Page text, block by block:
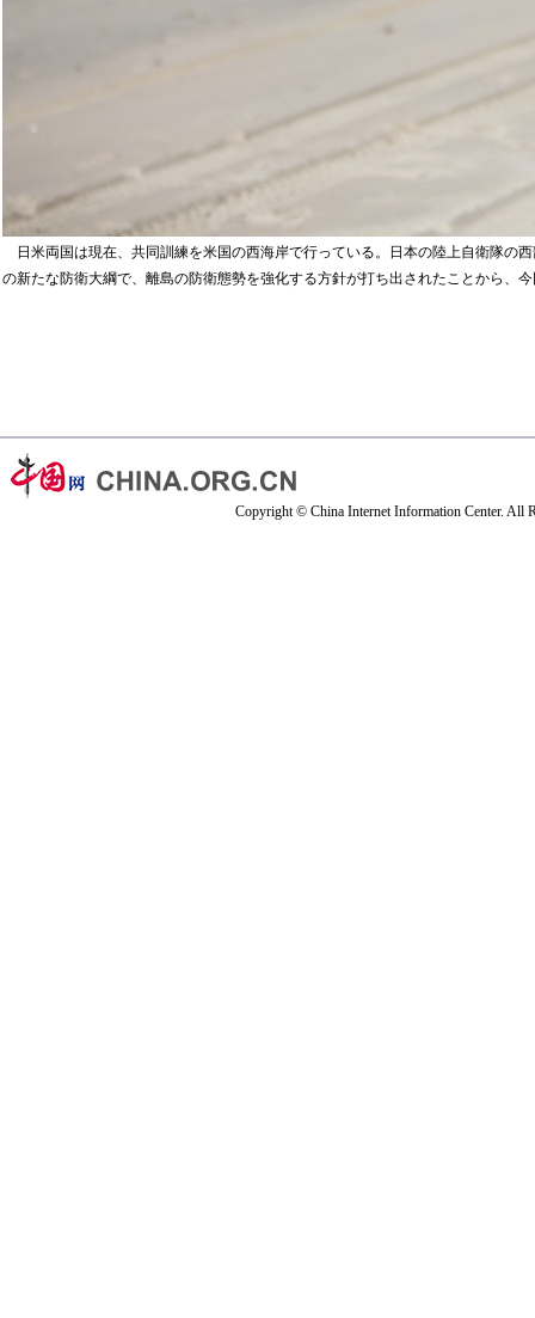
日米両国は現在、共同訓練を米国の西海岸で行っている。日本の陸上自衛隊の
の新たな防衛大綱で、離島の防衛態勢を強化する方針が打ち出されたことから、